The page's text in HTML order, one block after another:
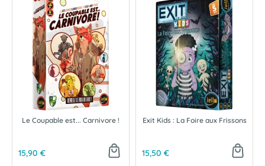
Le Coupable est... Carnivore !
15,90 €
Exit Kids : La Foire aux Frissons
15,50 €